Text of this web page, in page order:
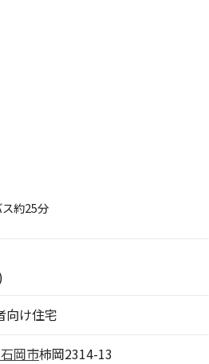
約25分
向け住宅
石岡市柿岡2314-13